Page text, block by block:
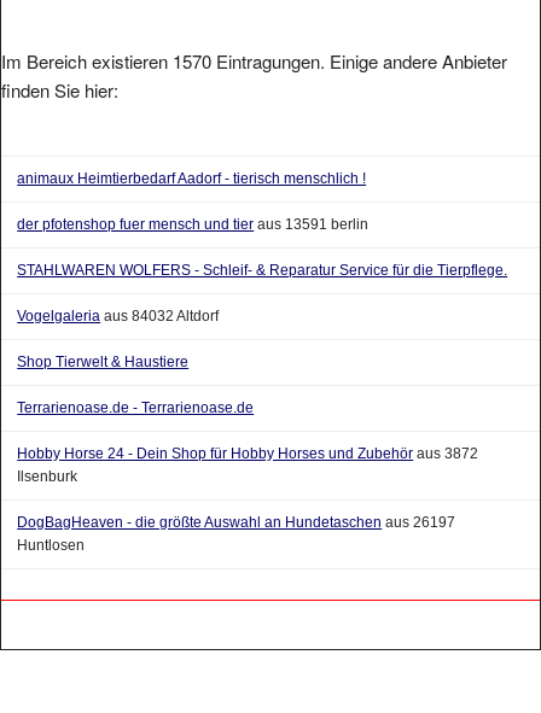
Im Bereich existieren 1570 Eintragungen. Einige andere Anbieter
finden Sie hier:
animaux Heimtierbedarf Aadorf - tierisch menschlich !
der pfotenshop fuer mensch und tier aus 13591 berlin
STAHLWAREN WOLFERS - Schleif- & Reparatur Service für die Tierpflege.
Vogelgaleria aus 84032 Altdorf
Shop Tierwelt & Haustiere
Terrarienoase.de - Terrarienoase.de
Hobby Horse 24 - Dein Shop für Hobby Horses und Zubehör aus 3872
Ilsenburk
DogBagHeaven - die größte Auswahl an Hundetaschen aus 26197
Huntlosen